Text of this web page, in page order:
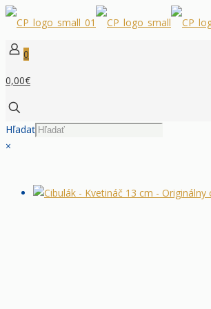
0
0,00€
Hľadať
×